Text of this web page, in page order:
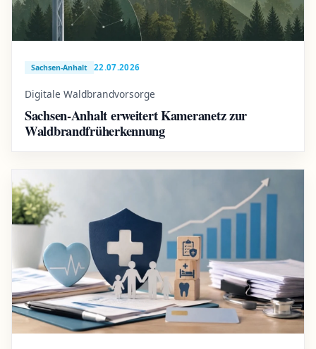
Sachsen-Anhalt 22.07.2026
Digitale Waldbrandvorsorge
Sachsen-Anhalt erweitert Kameranetz zur
Waldbrandfrüherkennung